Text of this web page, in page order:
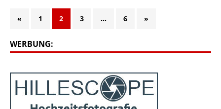
« 1 2 3 … 6 »
WERBUNG: